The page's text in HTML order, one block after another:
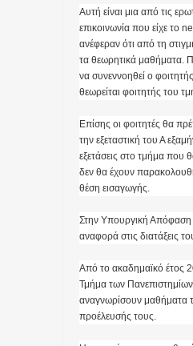
Αυτή είναι μια από τις
επικοινωνία που είχε το
ανέφεραν ότι από τη
τα θεωρητικά μαθήματα.
να συνεννοηθεί ο
θεωρείται φοιτητής του
Επίσης οι φοιτητές θα
την εξεταστική του Α
εξετάσεις στο τμήμα που
δεν θα έχουν
θέση εισαγωγής.
Στην Υπουργική Απόφαση
αναφορά στις διατάξεις
Από το ακαδημαϊκό έτος
Τμήμα των Πανεπιστημίων
αναγνωρίσουν μαθήματα
προέλευσής τους.